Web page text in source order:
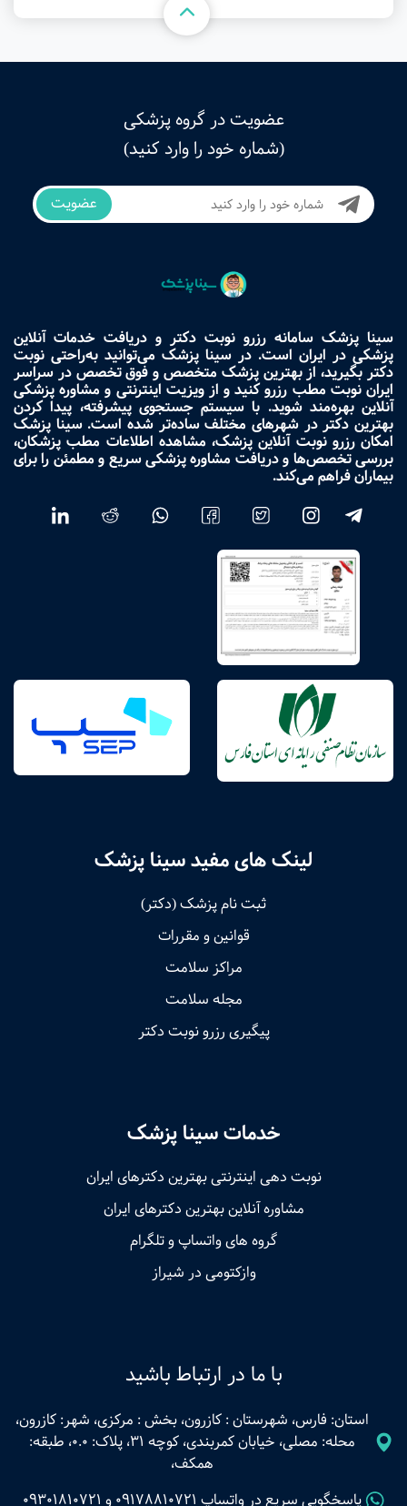
عضویت در گروه پزشکی
(شماره خود را وارد کنید)
عضویت
سینا پزشک سامانه رزرو نوبت دکتر و دریافت خدمات آنلاین
پزشکی در ایران است. در سینا پزشک می‌توانید به‌راحتی نوبت
دکتر بگیرید، از بهترین پزشک متخصص و فوق تخصص در سراسر
ایران نوبت مطب رزرو کنید و از ویزیت اینترنتی و مشاوره پزشکی
آنلاین بهره‌مند شوید. با سیستم جستجوی پیشرفته، پیدا کردن
بهترین دکتر در شهرهای مختلف ساده‌تر شده است. سینا پزشک
امکان رزرو نوبت آنلاین پزشک، مشاهده اطلاعات مطب پزشکان،
بررسی تخصص‌ها و دریافت مشاوره پزشکی سریع و مطمئن را برای
بیماران فراهم می‌کند.
لینک های مفید سینا پزشک
ثبت نام پزشک (دکتر)
قوانین و مقررات
مراکز سلامت
مجله سلامت
پیگیری رزرو نوبت دکتر
خدمات سینا پزشک
نوبت‌ دهی اینترنتی بهترین دکترهای ایران
مشاوره آنلاین بهترین دکترهای ایران
گروه های واتساپ و تلگرام
وازکتومی در شیراز
با ما در ارتباط باشید
استان: فارس، شهرستان : کازرون، بخش : مرکزی، شهر: کازرون،
محله: مصلی، خیابان کمربندی، کوچه 31، پلاک: 0.0، طبقه:
همکف،
پاسخگویی سریع در واتساپ 09178810721 و 09301810721